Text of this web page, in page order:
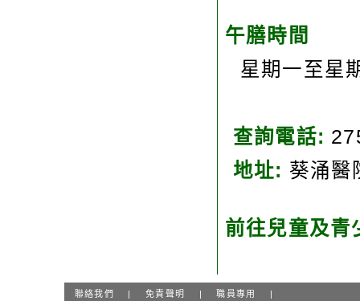
午膳時間
星期一至星
查詢電話:
地址: 葵涌醫
前往兒童及青
聯絡我們 | 免責聲明 | 職員專用 |